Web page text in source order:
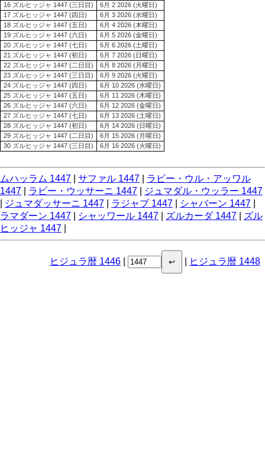
16 ズルヒッジャ 1447 (三日目)
6月 2 2026 (火曜日)
17 ズルヒッジャ 1447 (四日)
6月 3 2026 (水曜日)
18 ズルヒッジャ 1447 (五日)
6月 4 2026 (木曜日)
19 ズルヒッジャ 1447 (六日)
6月 5 2026 (金曜日)
20 ズルヒッジャ 1447 (七日)
6月 6 2026 (土曜日)
21 ズルヒッジャ 1447 (初日)
6月 7 2026 (日曜日)
22 ズルヒッジャ 1447 (二日目)
6月 8 2026 (月曜日)
23 ズルヒッジャ 1447 (三日目)
6月 9 2026 (火曜日)
24 ズルヒッジャ 1447 (四日)
6月 10 2026 (水曜日)
25 ズルヒッジャ 1447 (五日)
6月 11 2026 (木曜日)
26 ズルヒッジャ 1447 (六日)
6月 12 2026 (金曜日)
27 ズルヒッジャ 1447 (七日)
6月 13 2026 (土曜日)
28 ズルヒッジャ 1447 (初日)
6月 14 2026 (日曜日)
29 ズルヒッジャ 1447 (二日目)
6月 15 2026 (月曜日)
30 ズルヒッジャ 1447 (三日目)
6月 16 2026 (火曜日)
ムハッラム 1447 サファル 1447
ラビー・ウル・アッワル
1447
ラビー・ウッサーニ 1447
ジュマダル・ウッラー 1447
ジュマダッサーニ 1447 ラジャブ 1447 シャバーン 1447
ラマダーン 1447
シャッワール 1447 ズルカーダ 1447
ズル
ヒッジャ 1447
ヒジュラ暦 1446 ↩ ヒジュラ暦 1448